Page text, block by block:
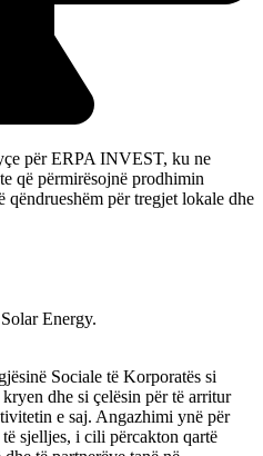
për ERPA INVEST, ku ne
që përmirësojnë prodhimin
qëndrueshëm për tregjet lokale dhe
Energy.
Sociale të Korporatës si
dhe si çelësin për të arritur
e saj. Angazhimi ynë për
sjelljes, i cili përcakton qartë